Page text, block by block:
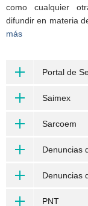
como cualquier
difundir en materia
más
Portal de
Saimex
Sarcoem
Denuncias
Denuncias
PNT